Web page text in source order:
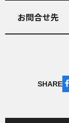
お問合せ先
SHARE